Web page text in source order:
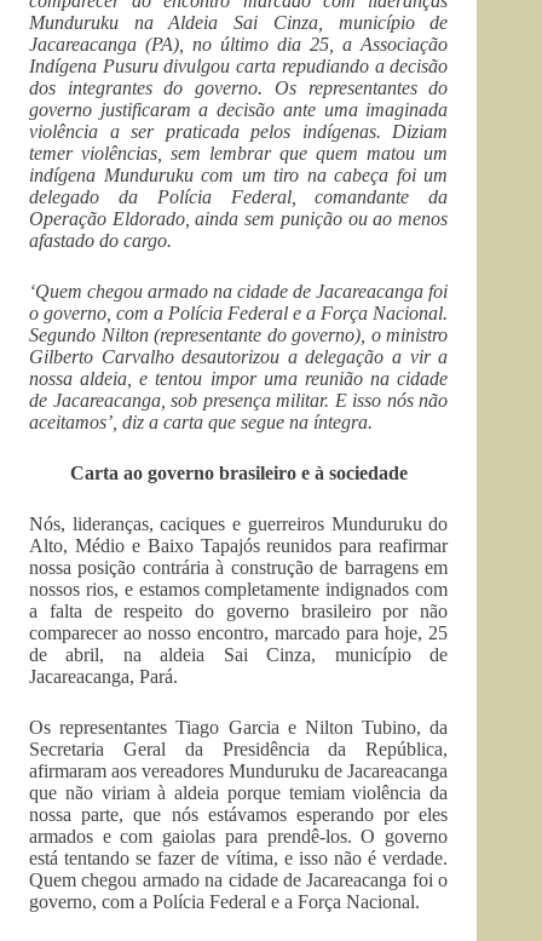
Munduruku na Aldeia Sai Cinza, município de
Jacareacanga (PA), no último dia 25, a Associação
Indígena Pusuru divulgou carta repudiando a decisão
dos integrantes do governo. Os representantes do
governo justificaram a decisão ante uma imaginada
violência a ser praticada pelos indígenas. Diziam
temer violências, sem lembrar que quem matou um
indígena Munduruku com um tiro na cabeça foi um
delegado da Polícia Federal, comandante da
Operação Eldorado, ainda sem punição ou ao menos
afastado do cargo.
‘Quem chegou armado na cidade de Jacareacanga foi
o governo, com a Polícia Federal e a Força Nacional.
Segundo Nilton (representante do governo), o ministro
Gilberto Carvalho desautorizou a delegação a vir a
nossa aldeia, e tentou impor uma reunião na cidade
de Jacareacanga, sob presença militar. E isso nós não
aceitamos’, diz a carta que segue na íntegra.
Carta ao governo brasileiro e à sociedade
Nós, lideranças, caciques e guerreiros Munduruku do
Alto, Médio e Baixo Tapajós reunidos para reafirmar
nossa posição contrária à construção de barragens em
nossos rios, e estamos completamente indignados com
a falta de respeito do governo brasileiro por não
comparecer ao nosso encontro, marcado para hoje, 25
de abril, na aldeia Sai Cinza, município de
Jacareacanga, Pará.
Os representantes Tiago Garcia e Nilton Tubino, da
Secretaria Geral da Presidência da República,
afirmaram aos vereadores Munduruku de Jacareacanga
que não viriam à aldeia porque temiam violência da
nossa parte, que nós estávamos esperando por eles
armados e com gaiolas para prendê-los. O governo
está tentando se fazer de vítima, e isso não é verdade.
Quem chegou armado na cidade de Jacareacanga foi o
governo, com a Polícia Federal e a Força Nacional.